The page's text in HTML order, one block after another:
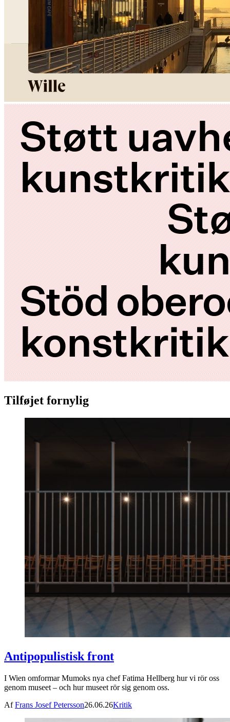
Tilføjet fornylig
Antipopulistisk front
I Wien omformar Mumoks nya chef Fatima Hellberg hur vi rör oss
genom museet – och hur museet rör sig genom oss.
AfFrans Josef Petersson26.06.26Kritik